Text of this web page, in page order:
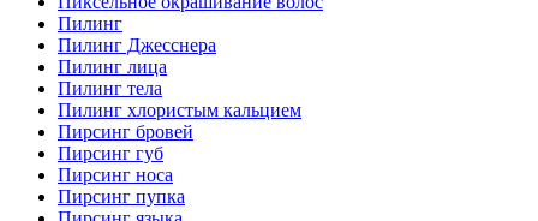
Пилинг
Пилинг Джесснера
Пилинг лица
Пилинг тела
Пилинг хлористым кальцием
Пирсинг бровей
Пирсинг губ
Пирсинг носа
Пирсинг пупка